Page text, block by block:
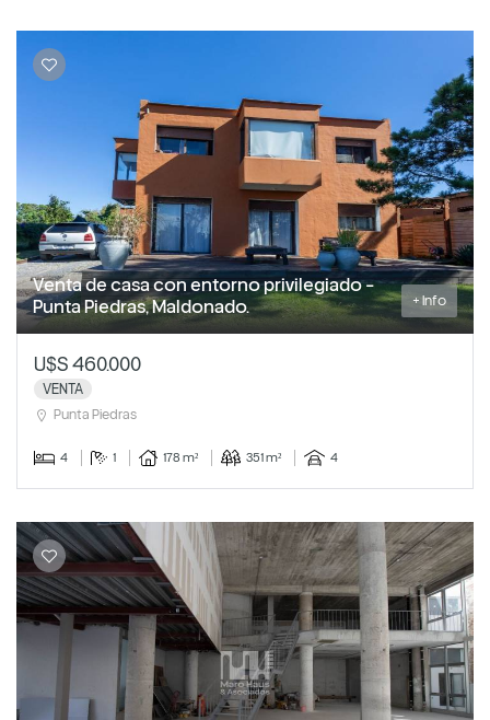
Venta de casa con entorno privilegiado -
Punta Piedras, Maldonado.
+ Info
U$S 460.000
VENTA
Punta Piedras
4 1 178 m² 351 m² 4